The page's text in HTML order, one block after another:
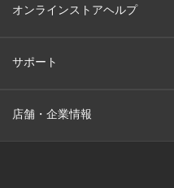
オンラインストアヘルプ
サポート
店舗・企業情報